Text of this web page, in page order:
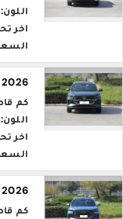
اللون:
اخر
2026 شيري تيغو Tiggo 8 Super Hybrid
كم
اللون:
اخر
2026 شيري تيغو Tiggo 8 Super Hybrid
كم